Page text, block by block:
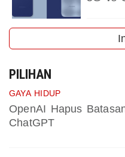
PILIHAN
GAYA HIDUP
OpenAI Hapus
ChatGPT